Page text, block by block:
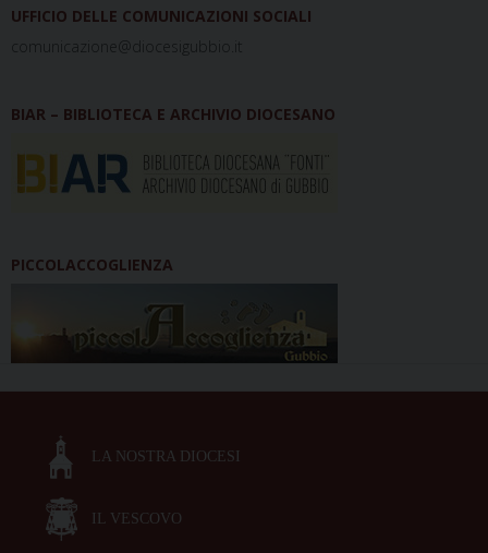
UFFICIO DELLE COMUNICAZIONI SOCIALI
comunicazione@diocesigubbio.it
BIAR – BIBLIOTECA E ARCHIVIO DIOCESANO
PICCOLACCOGLIENZA
LA NOSTRA DIOCESI
IL VESCOVO